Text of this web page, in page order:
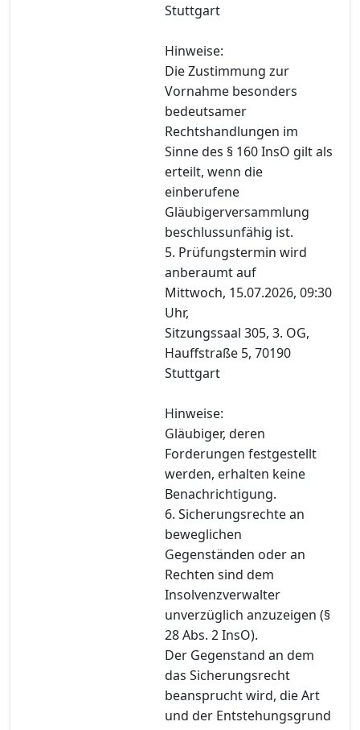
Stuttgart
Hinweise:
Die Zustimmung zur
Vornahme besonders
bedeutsamer
Rechtshandlungen im
Sinne des § 160 InsO gilt als
erteilt, wenn die
einberufene
Gläubigerversammlung
beschlussunfähig ist.
5. Prüfungstermin wird
anberaumt auf
Mittwoch, 15.07.2026, 09:30
Uhr,
Sitzungssaal 305, 3. OG,
Hauffstraße 5, 70190
Stuttgart
Hinweise:
Gläubiger, deren
Forderungen festgestellt
werden, erhalten keine
Benachrichtigung.
6. Sicherungsrechte an
beweglichen
Gegenständen oder an
Rechten sind dem
Insolvenzverwalter
unverzüglich anzuzeigen (§
28 Abs. 2 InsO).
Der Gegenstand an dem
das Sicherungsrecht
beansprucht wird, die Art
und der Entstehungsgrund